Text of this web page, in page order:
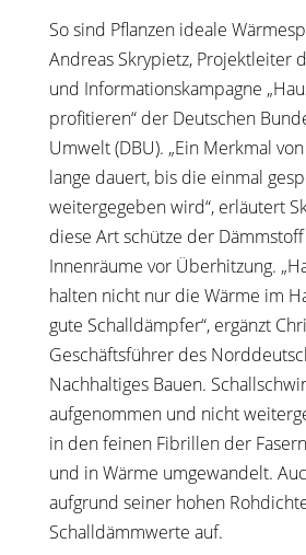
So sind Pflanzen ideale
Andreas Skrypietz, Projektleiter
und Informationskampagne
profitieren“ der Deutschen
Umwelt (DBU). „Ein Merkmal
lange dauert, bis die einmal
weitergegeben wird“, erläutert
diese Art schütze der
Innenräume vor Überhitzung.
halten nicht nur die Wärme im
gute Schalldämpfer“, ergänzt
Geschäftsführer des
Nachhaltiges Bauen.
aufgenommen und nicht
in den feinen Fibrillen der
und in Wärme umgewandelt.
aufgrund seiner hohen
Schalldämmwerte auf.